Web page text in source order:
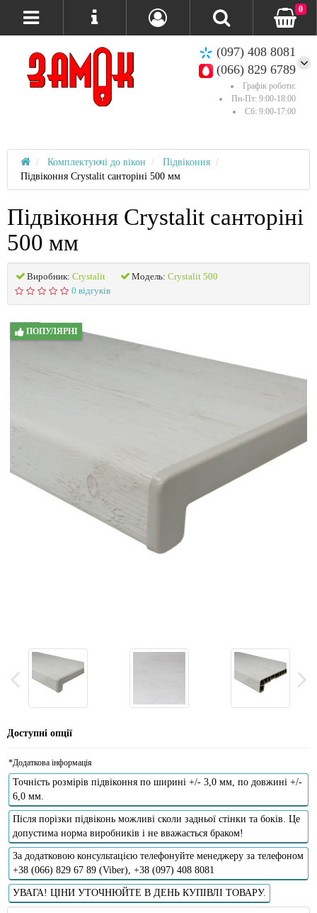
(097) 408 8081
(066) 829 6789
Графік роботи:
Пн-Пт: 9:00-18:00
Сб: 9:00-17:00
0
Комплектуючі до вікон
Підвіконня
Підвіконня Crystalit санторіні 500 мм
Підвіконня Crystalit санторіні
500 мм
Виробник: Crystalit Модель: Crystalit 500
0 відгуків
ПОПУЛЯРНІ
Доступні опції
*Додаткова інформація
Точність розмірів підвіконня по ширині +/- 3,0 мм, по довжині +/-
6,0 мм.
Після порізки підвіконь можливі сколи задньої стінки та боків. Це
допустима норма виробників і не вважається браком!
За додатковою консультацією телефонуйте менеджеру за телефоном
+38 (066) 829 67 89 (Viber), +38 (097) 408 8081
УВАГА! ЦІНИ УТОЧНЮЙТЕ В ДЕНЬ КУПІВЛІ ТОВАРУ.